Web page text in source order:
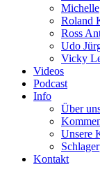
Michelle
Roland
Ross
Udo
Vicky
Videos
Podcast
Info
Über
Unsere
Kontakt